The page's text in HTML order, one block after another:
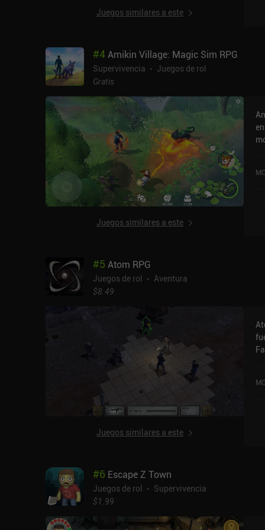
Juegos similares a este
#4 Amikin Village: Magic Sim RPG
Supervivencia
Juegos de rol
Gratis
Juegos similares a este
#5 Atom RPG
Juegos de rol
Aventura
$8.49
Juegos similares a este
#6 Escape Z Town
Juegos de rol
Supervivencia
$1.99